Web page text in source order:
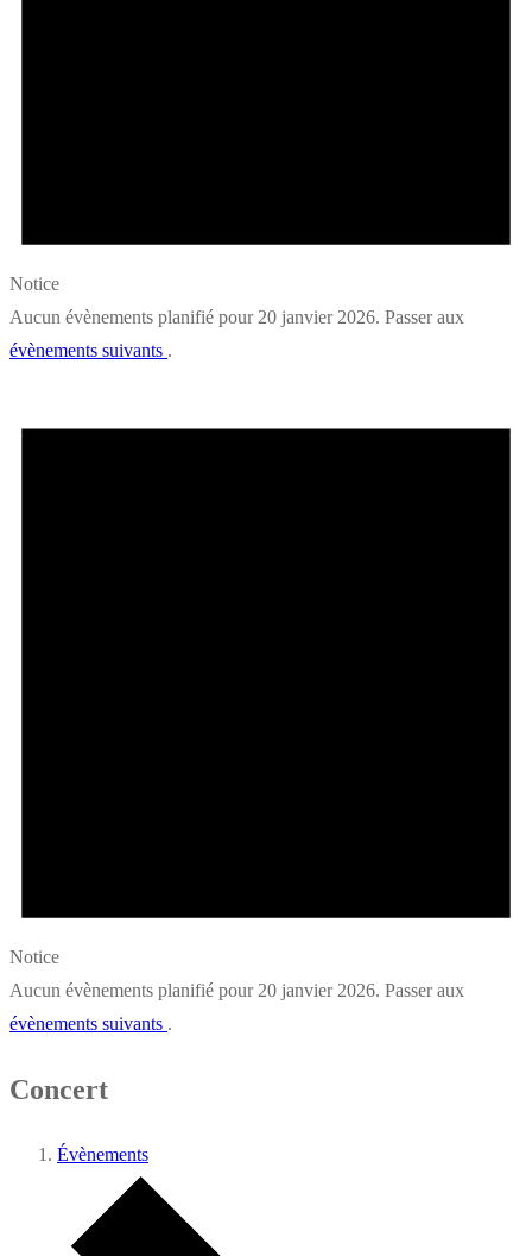
Notice
Aucun évènements planifié pour 20 janvier 2026. Passer aux
évènements suivants .
Notice
Aucun évènements planifié pour 20 janvier 2026. Passer aux
évènements suivants .
Concert
Évènements